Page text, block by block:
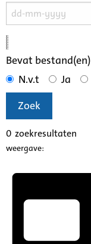
Bevat bestand(en)
N.v.t
Ja
Zoek
0 zoekresultaten
weergave: